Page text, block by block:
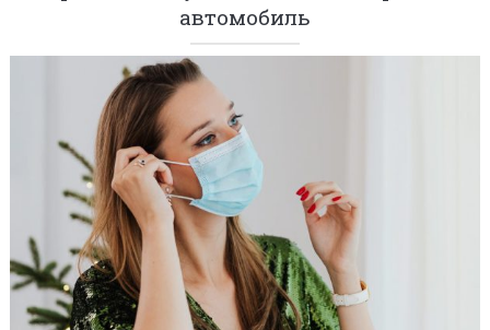
автомобиль